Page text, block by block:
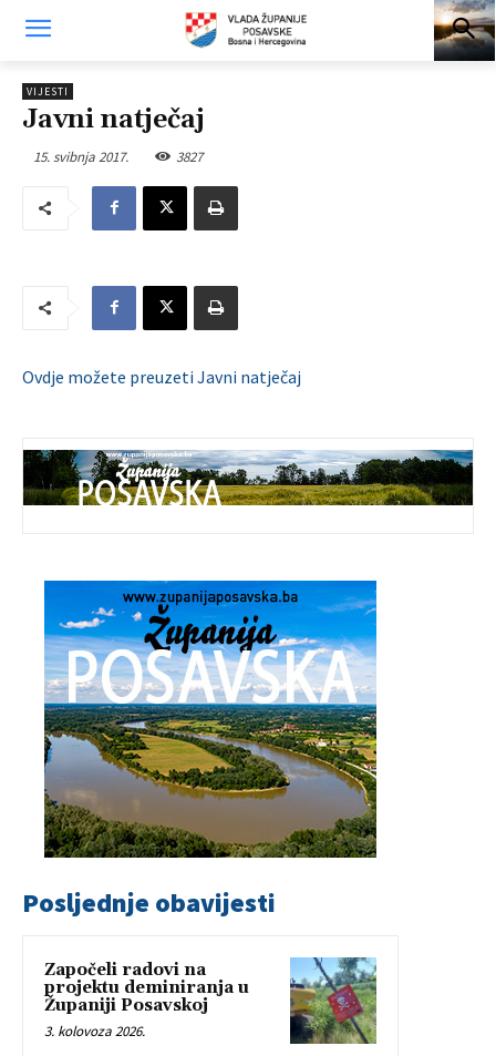
VIJESTI
Javni natječaj
15. svibnja 2017. 3827
Ovdje možete preuzeti Javni natječaj
Posljednje obavijesti
Započeli radovi na
projektu deminiranja u
Županiji Posavskoj
3. kolovoza 2026.